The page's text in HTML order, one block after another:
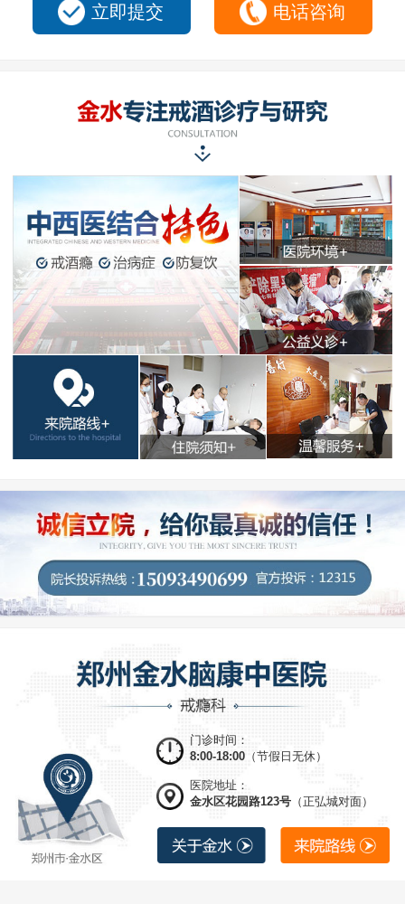
立即提交 电话咨询
门诊时间：
8:00-18:00 （节假日无休）
医院地址：
金水区花园路123号 （正弘城对面）